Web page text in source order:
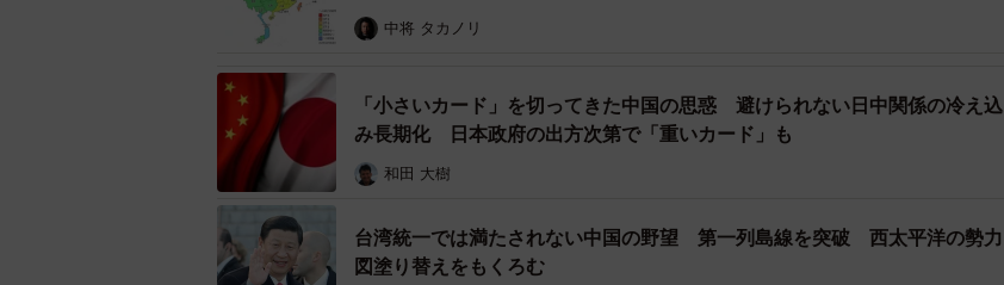
る。米国が内向きな姿勢を強める中で、日本がアジア、アフリカ、中南米の諸国との橋渡し
役を担うことは、国際秩序の崩壊を食い止めるバランサーとしての役割を果たすことにな
る。トランプ政権という不確定要素に対処しながら、同時に変化する国際秩序の現実を直視
し、多層的な二国間関係を構築していくことこそが、日本が今後取るべき賢明な道筋である
と言える。
中将 タカノリ
「小さいカード」を切ってきた中国の思惑 避けられない日中関係の冷え込
み長期化 日本政府の出方次第で「重いカード」も
和田 大樹
台湾統一では満たされない中国の野望 第一列島線を突破 西太平洋の勢力
図塗り替えをもくろむ